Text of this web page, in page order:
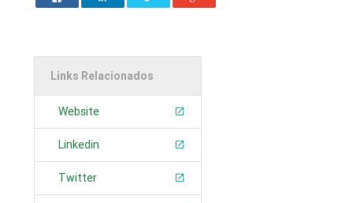
Links Relacionados
Website
Linkedin
Twitter